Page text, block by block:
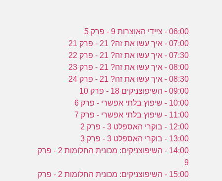
06:00 - ציידי האוצרות 9 - פרק 5
07:00 - איך עשו את זה? 21 - פרק 21
07:30 - איך עשו את זה? 21 - פרק 22
08:00 - איך עשו את זה? 21 - פרק 23
08:30 - איך עשו את זה? 21 - פרק 24
09:00 - השיפוצניקים 18 - פרק 10
10:00 - שיפוץ בלתי אפשרי - פרק 6
11:00 - שיפוץ בלתי אפשרי - פרק 7
12:00 - בוקרי האספלט 3 - פרק 2
13:00 - בוקרי האספלט 3 - פרק 3
14:00 - השיפוצניקים: מכונית החלומות 2 - פרק
9
15:00 - השיפוצניקים: מכונית החלומות 2 - פרק